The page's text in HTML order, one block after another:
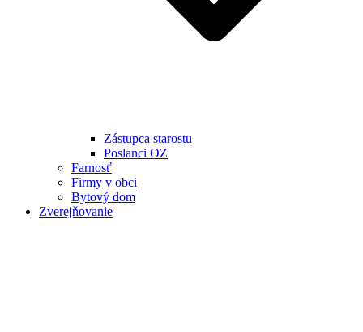
Zástupca starostu
Poslanci OZ
Farnosť
Firmy v obci
Bytový dom
Zverejňovanie